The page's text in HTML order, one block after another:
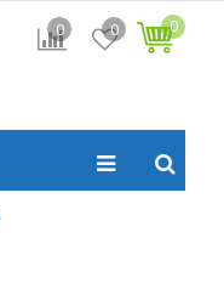
0 0 0